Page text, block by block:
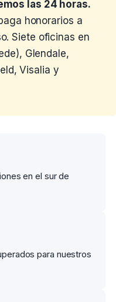
las 24 horas.
honorarios a
Siete oficinas en
Glendale,
Visalia y
en el sur de
para nuestros